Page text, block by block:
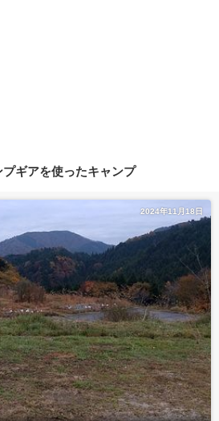
プギアを使ったキャンプ
2024年11月18日